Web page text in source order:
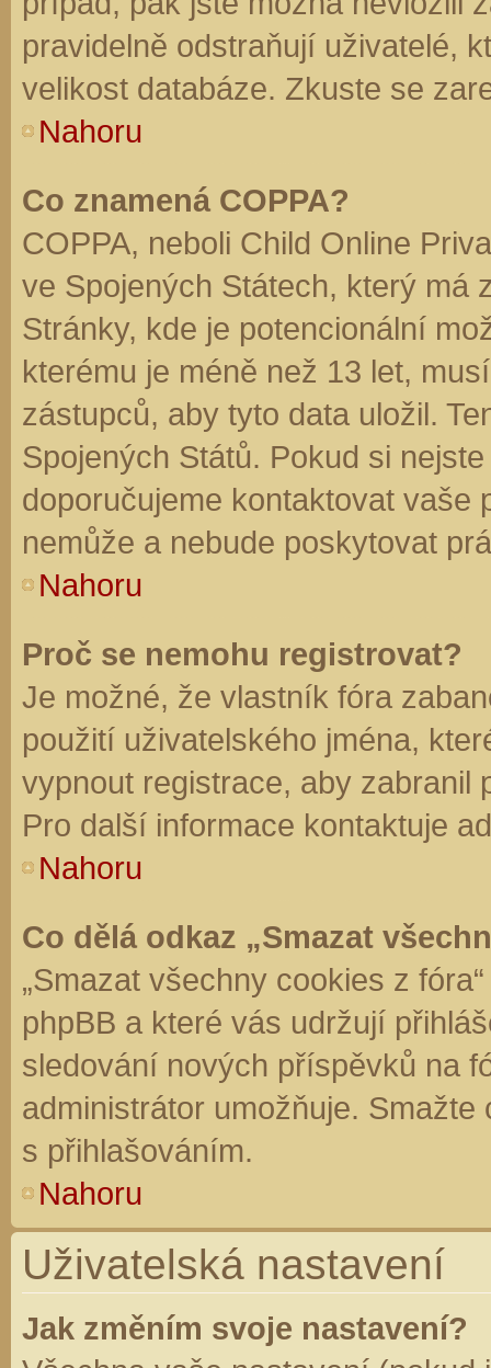
pravidelně odstraňují uživatelé,
velikost databáze. Zkuste se
Nahoru
Co znamená COPPA?
COPPA, neboli Child Online
ve Spojených Státech, který má
Stránky, kde je potencionální
kterému je méně než 13 let,
zástupců, aby tyto data uložil.
Spojených Států. Pokud si
doporučujeme kontaktovat vaše
nemůže a nebude poskytovat
Nahoru
Proč se nemohu registrovat?
Je možné, že vlastník fóra
použití uživatelského jména,
vypnout registrace, aby zabranil
Pro další informace kontaktuje
Nahoru
Co dělá odkaz „Smazat
„Smazat všechny cookies z
phpBB a které vás udržují
sledování nových příspěvků na
administrátor umožňuje.
s přihlašováním.
Nahoru
Uživatelská nastavení
Jak změním svoje nastavení?